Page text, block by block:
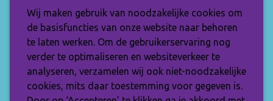
Wil jij op de hoogte blijven van de nieuwste
items en speciale aanbiedingen? Vul je e-
mailadres dan in en ontvang de Make My
Moment nieuwsbrief.
Wij maken gebruik van noodzakelijke cookies om
de basisfuncties van onze website naar behoren
te laten werken. Om de gebruikerservaring nog
verder te optimaliseren en websiteverkeer te
analyseren, verzamelen wij ook niet-noodzakelijke
cookies, mits daar toestemming voor gegeven is.